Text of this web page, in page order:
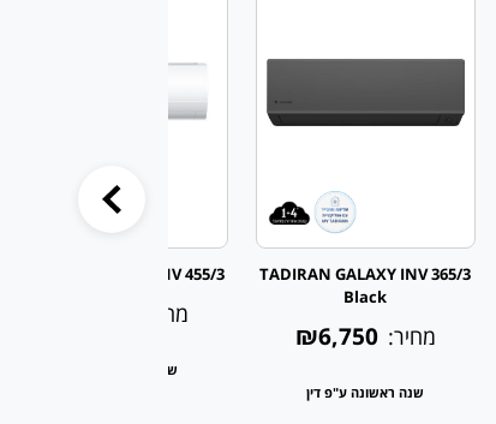
TADIRAN GALAXY INV 365/3
Black
מחיר: ₪6,750
שנה ראשונה ע"פ דין
TADIRAN GALAXY INV 455/3
מחיר:
שנה ראשונה ע"פ דין